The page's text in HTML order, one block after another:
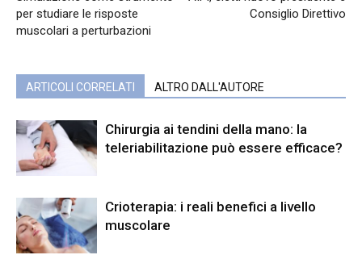
per studiare le risposte
muscolari a perturbazioni
Consiglio Direttivo
ARTICOLI CORRELATI ALTRO DALL'AUTORE
Chirurgia ai tendini della mano: la
teleriabilitazione può essere efficace?
Crioterapia: i reali benefici a livello
muscolare